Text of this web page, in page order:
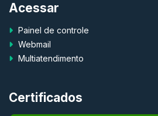
Acessar
Painel de controle
Webmail
Multiatendimento
Certificados